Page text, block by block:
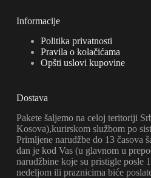
Informacije
Politika privatnosti
Pravila o kolačićama
Opšti uslovi kupovine
Dostava
Pakete šaljemo na celoj teritoriji
Kosova),kurirskom službom po
Primljene narudžbe do 13 časova
dan je kod Vas (u glavnom u
narudžbine koje su pristigle posle
nedeljom ili praznicima biće